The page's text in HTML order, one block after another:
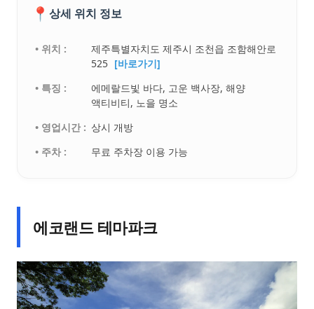
📍 상세 위치 정보
• 위치 :
제주특별자치도 제주시 조천읍 조함해안로
525 [바로가기]
• 특징 :
에메랄드빛 바다, 고운 백사장, 해양
액티비티, 노을 명소
• 영업시간 : 상시 개방
• 주차 :
무료 주차장 이용 가능
에코랜드 테마파크